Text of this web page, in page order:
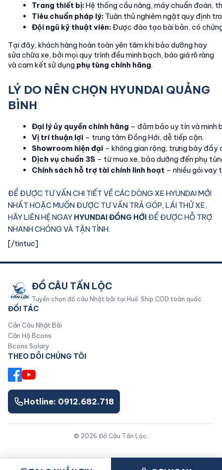
Trang thiết bị: Hệ thống cầu nâng, máy chuẩn đoán,
Tiêu chuẩn pháp lý: Tuân thủ nghiêm ngặt quy định
Đội ngũ kỹ thuật viên: Được đào tạo bài bản, có
Tại đây, khách hàng hoàn toàn yên tâm khi bảo dưỡng hay
sửa chữa xe, bởi mọi quy trình đều minh bạch, báo giá rõ ràng
và cam kết sử dụng phụ tùng chính hãng.
LÝ DO NÊN CHỌN HYUNDAI QUẢNG
BÌNH
Đại lý ủy quyền chính hãng – đảm bảo uy tín và minh
Vị trí thuận lợi – trung tâm Đồng Hới, dễ tiếp cận.
Showroom hiện đại – không gian rộng, trưng bày đầy
Dịch vụ chuẩn 3S – từ mua xe, bảo dưỡng đến phụ
Chính sách hỗ trợ tài chính linh hoạt – nhiều gói vay
ĐỂ ĐƯỢC TƯ VẤN CHI TIẾT VỀ CÁC DÒNG XE HYUNDAI MỚI
NHẤT HOẶC MUỐN ĐƯỢC TƯ VẤN TRẢ GÓP, LÁI THỬ XE,
HÃY LIÊN HỆ NGAY HYUNDAI ĐỒNG HỚIĐỂ ĐƯỢC HỖ TRỢ
NHANH CHÓNG VÀ TẬN TÌNH.
[/tintuc]
ĐỒ CÂU TẤN LỘC
Tuyển chọn đồ câu Nhật bãi tại Huế. Ship COD toàn quốc.
ĐỐI TÁC
Cần Câu Nhật Bãi
Căn Hộ Bcons
Bcons Solary
THEO DÕI CHÚNG TÔI
Hotline: 0912.682.718
© 2026 Đồ Câu Tấn Lộc.